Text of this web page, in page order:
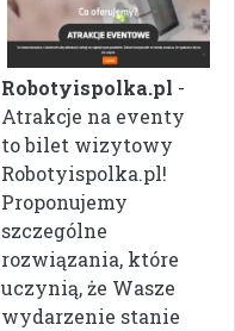
Robotyispolka.pl -
Atrakcje na eventy
to bilet wizytowy
Robotyispolka.pl!
Proponujemy
szczególne
rozwiązania, które
uczynią, że Wasze
wydarzenie stanie